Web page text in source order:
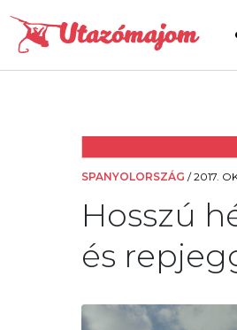
SPANYOLORSZÁG /2017.
Hosszú
és